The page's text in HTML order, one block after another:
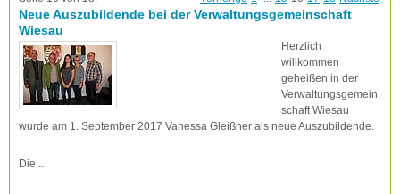
Neue Auszubildende bei der Verwaltungsgemeinschaft
Wiesau
Herzlich
willkommen
geheißen in der
Verwaltungsgemein
schaft Wiesau
wurde am 1. September 2017 Vanessa Gleißner als neue Auszubildende.
Die...